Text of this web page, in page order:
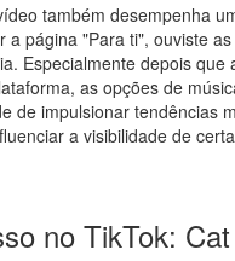
também desempenha
página "Para ti", ouviste
Especialmente depois
as opções de
de impulsionar tendências
a visibilidade de
no TikTok: